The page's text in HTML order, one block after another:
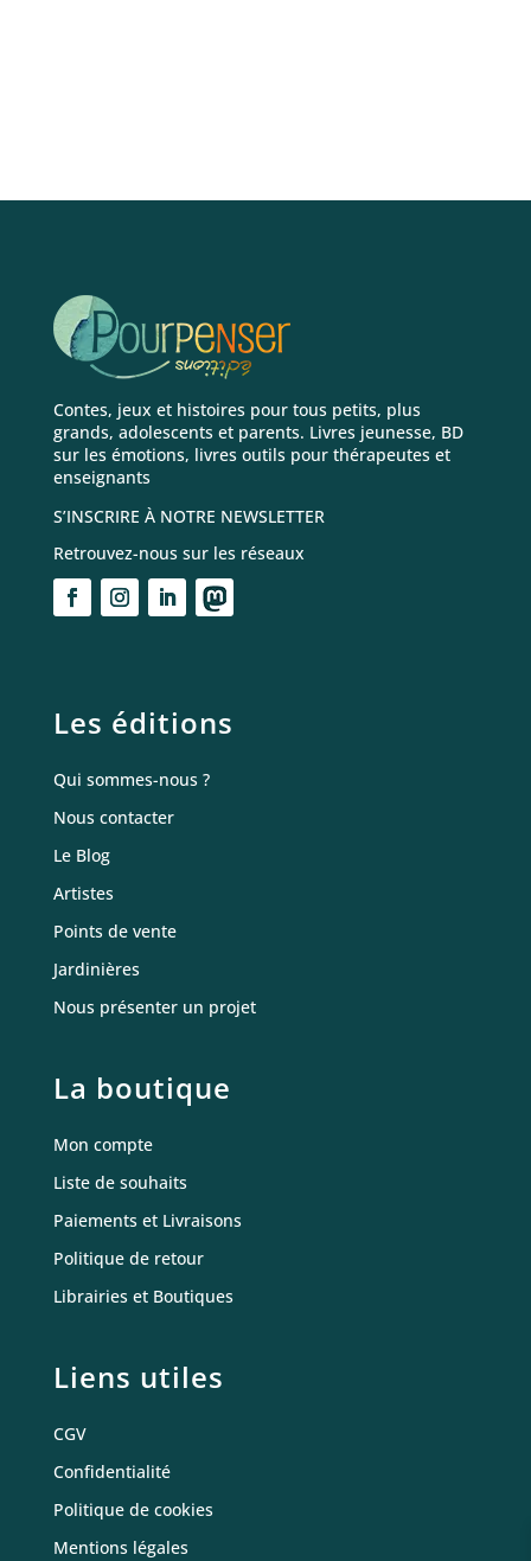
Contes, jeux et histoires pour tous petits, plus
grands, adolescents et parents. Livres jeunesse, BD
sur les émotions, livres outils pour thérapeutes et
enseignants
S’INSCRIRE À NOTRE NEWSLETTER
Retrouvez-nous sur les réseaux
Les éditions
Qui sommes-nous ?
Nous contacter
Le Blog
Artistes
Points de vente
Jardinières
Nous présenter un projet
La boutique
Mon compte
Liste de souhaits
Paiements et Livraisons
Politique de retour
Librairies et Boutiques
Liens utiles
CGV
Confidentialité
Politique de cookies
Mentions légales